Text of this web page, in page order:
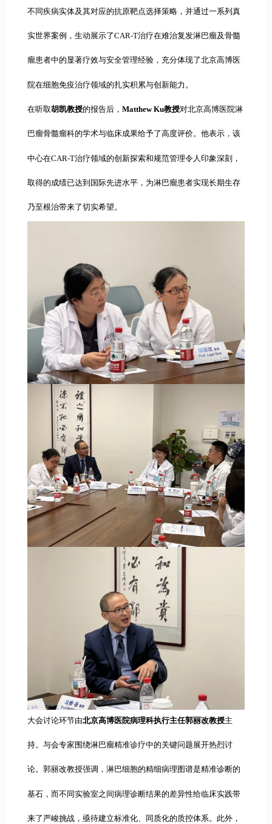
不同疾病实体及其对应的抗原靶点选择策略，并通过一系列真
实世界案例，生动展示了CAR-T治疗在难治复发淋巴瘤及骨髓
瘤患者中的显著疗效与安全管理经验，充分体现了北京高博医
院在细胞免疫治疗领域的扎实积累与创新能力。
在听取胡凯教授的报告后， Matthew Ku教授对北京高博医院淋
巴瘤骨髓瘤科的学术与临床成果给予了高度评价。他表示，该
中心在CAR-T治疗领域的创新探索和规范管理令人印象深刻，
取得的成绩已达到国际先进水平，为淋巴瘤患者实现长期生存
乃至根治带来了切实希望。
大会讨论环节由北京高博医院病理科执行主任郭丽改教授主
持。与会专家围绕淋巴瘤精准诊疗中的关键问题展开热烈讨
论。郭丽改教授强调，淋巴细胞的精细病理图谱是精准诊断的
基石，而不同实验室之间病理诊断结果的差异性给临床实践带
来了严峻挑战，亟待建立标准化、同质化的质控体系。此外，